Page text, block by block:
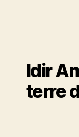
Idir
terre